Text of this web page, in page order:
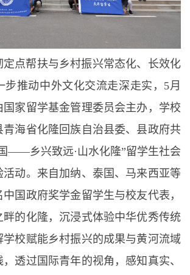
定点帮扶与乡村振兴常态化、长效化
步推动中外文化交流走深走实，5月
国家留学基金管理委员会主办，学校
青海省化隆回族自治县委、县政府共
——乡兴致远·山水化隆”留学生社会
活动。来自加纳、泰国、马来西亚等
中国政府奖学金留学生与校友代表，
畔的化隆，沉浸式体验中华优秀传统
学校赋能乡村振兴的成果与黄河流域
透过国际青年的视角，感知真实、